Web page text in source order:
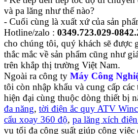
và pa lăng như thế nào?
- Cuối cùng là xuất xứ của sản
Hotline/zalo : 0349.723.029-
cho chúng tôi, quý khách sẽ được
thắc mắc về sản phẩm cũng như
trên khắp thị trường Việt Nam.
Ngoài ra công ty Máy Công
tôi còn nhập khẩu và cung cấp
hiện đại cùng thuộc dòng thiết bị
đa năng, tời điện ắc quy ATV
cẩu xoay 360 độ, pa lăng xích
vụ tối đa công suất giúp công việc